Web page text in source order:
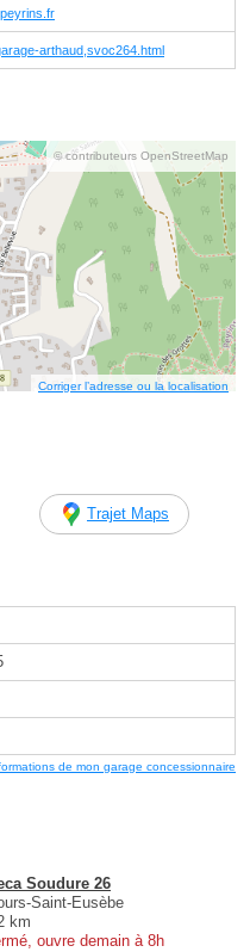
arthaud,svoc264.html
© contributeurs OpenStreetMap
Corriger l’adresse ou la localisation
Trajet Maps
de mon garage concessionnaire
Soudure 26
Saint-Eusèbe
km
ouvre demain à 8h